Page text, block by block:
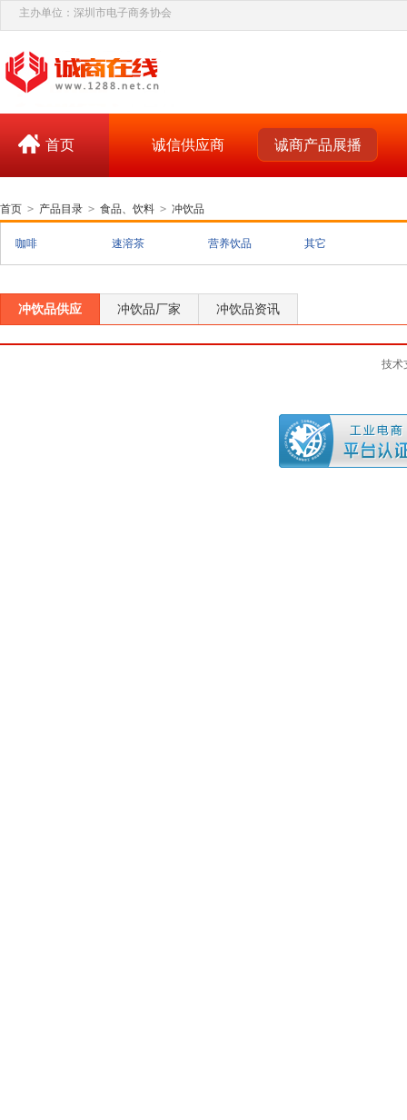
主办单位：深圳市电子商务协会
首页 诚信供应商 诚商产品展播
首页 > 产品目录 > 食品、饮料 > 冲饮品
咖啡 速溶茶 营养饮品 其它
冲饮品供应 冲饮品厂家 冲饮品资讯
技术